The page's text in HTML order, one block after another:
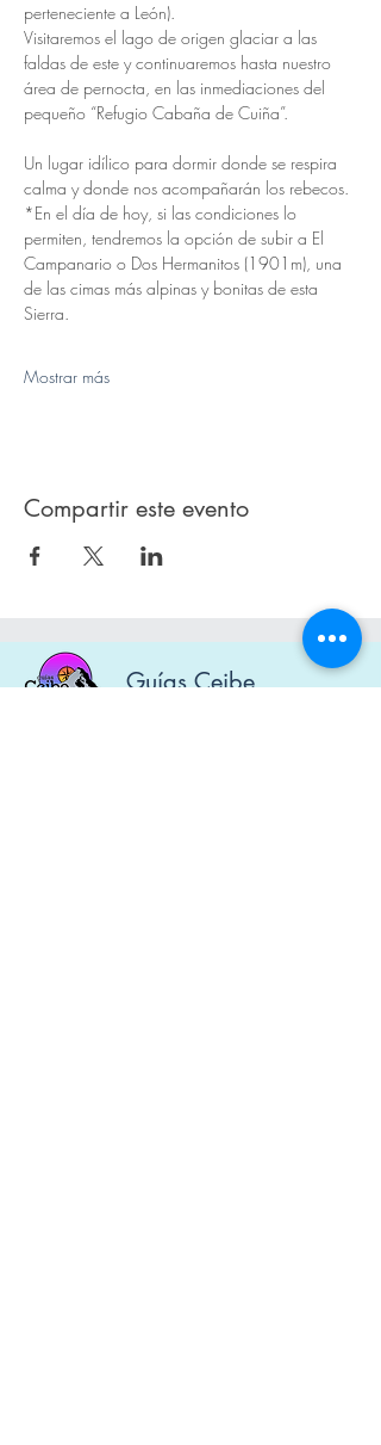
perteneciente a León).
Visitaremos el lago de origen glaciar a las
faldas de este y continuaremos hasta nuestro
área de pernocta, en las inmediaciones del
pequeño “Refugio Cabaña de Cuiña”.
Un lugar idílico para dormir donde se respira
calma y donde nos acompañarán los rebecos.
*En el día de hoy, si las condiciones lo
permiten, tendremos la opción de subir a El
Campanario o Dos Hermanitos (1901m), una
de las cimas más alpinas y bonitas de esta
Sierra.
Mostrar más
Compartir este evento
Guías Ceibe